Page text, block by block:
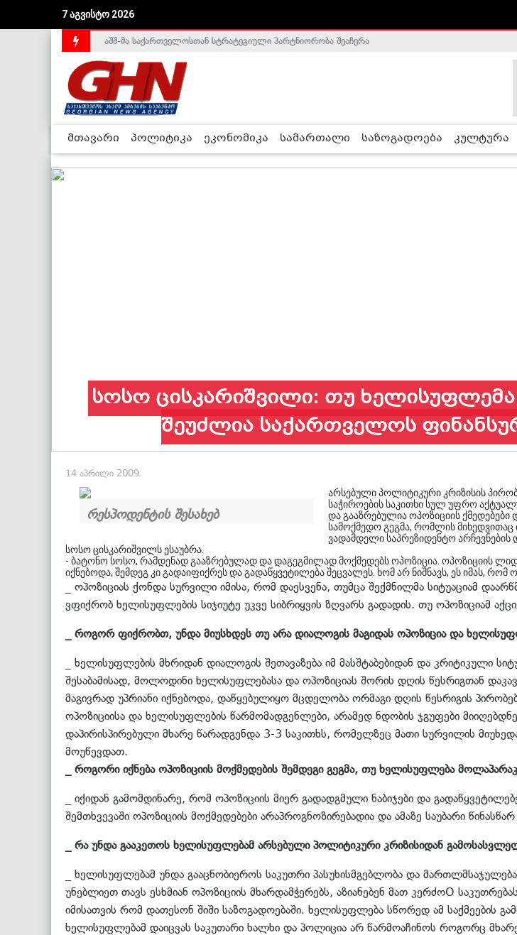
7 აგვისტო 2026
საქართველოს დე-ფაქტო მთავრობა არალეგიტიმურია - ჰელსინკის კომისია
აშშ-მა საქართველოსთან სტრატეგიული პარტნიორობა შეაჩერა
მთავარი პოლიტიკა ეკონომიკა სამართალი საზოგადოება კულტურა
სოსო ცისკარიშვილი: თუ
შეუძლია საქართველოს
14 აპრილი 2009
რესპოდენტის შესახებ
არსებული პოლიტიკური კრიზისის
საჭიროების საკითხი სულ უფრო
და გააზრებულია ოპოზიციის
სამოქმედო გეგმა, რომლის
ვადამდელი საპრეზიდენტო არჩევნების
სოსო ცისკარიშვილს ესაუბრა.
- ბატონო სოსო, რამდენად გააზრებულად და დაგეგმილად მოქმედებს ოპოზიცია. ოპოზიციის
იქნებოდა, შემდეგ კი გადაიფიქრეს და გადაწყვეტილება შეცვალეს. ხომ არ ნიშნავს, ეს იმას,
_ ოპოზიციას ქონდა სურვილი იმისა, რომ დაესვენა, თუმცა შექმნილმა სიტუაციამ
ვფიქრობ ხელისუფლების სიჯიუტე უკვე სიბრიყვის ზღვარს გადადის. თუ ოპოზიციამ
_ როგორ ფიქრობთ, უნდა მიუსხდეს თუ არა დიალოგის მაგიდას ოპოზიცია და
_ ხელისუფლების მხრიდან დიალოგის შეთავაზება იმ მასშტაბებიდან და კრიტიკული
შესაბამისად, მოლოდინი ხელისუფლებასა და ოპოზიციას შორის დღის წესრიგთან
მაგივრად უპრიანი იქნებოდა, დაწყებულიყო მცდელობა ორმაგი დღის წესრიგის
ოპოზიციისა და ხელისუფლების წარმომადგენლები, არამედ ნდობის ჯგუფები
დაპირისპირებული მხარე წარადგენდა 3-3 საკითხს, რომელზეც მათი სურვილის
მოუწევდათ.
_ როგორი იქნება ოპოზიციის მოქმედების შემდეგი გეგმა, თუ ხელისუფლება
_ იქიდან გამომდინარე, რომ ოპოზიციის მიერ გადადგმული ნაბიჯები და
შემთხვევაში ოპოზიციის მოქმედებები არაპროგნოზირებადია და ამაზე საუბარი
_ რა უნდა გააკეთოს ხელისუფლებამ არსებული პოლიტიკური კრიზისიდან
_ ხელისუფლებამ უნდა გააცნობიეროს საკუთრი პასუხისმგებლობა და
უნებლიეთ თავს ესხმიან ოპოზიციის მხარდამჭერებს, აზიანებენ მათ კერძოO
იმისათვის რომ დათესონ შიში საზოგადოებაში. ხელისუფლება სწორედ ამ საქმეების
ხელისუფლებამ დაიცვას საკუთარი ხალხი და პოლიცია არ წარმოაჩინოს როგორც